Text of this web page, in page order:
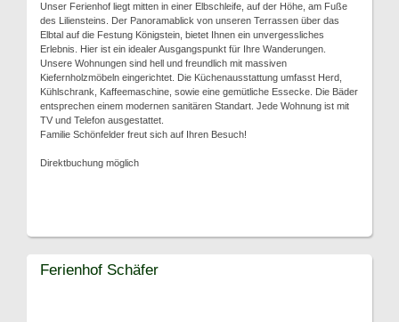
Unser Ferienhof liegt mitten in einer Elbschleife, auf der Höhe, am Fuße
des Liliensteins. Der Panoramablick von unseren Terrassen über das
Elbtal auf die Festung Königstein, bietet Ihnen ein unvergessliches
Erlebnis. Hier ist ein idealer Ausgangspunkt für Ihre Wanderungen.
Unsere Wohnungen sind hell und freundlich mit massiven
Kiefernholzmöbeln eingerichtet. Die Küchenausstattung umfasst Herd,
Kühlschrank, Kaffeemaschine, sowie eine gemütliche Essecke. Die Bäder
entsprechen einem modernen sanitären Standart. Jede Wohnung ist mit
TV und Telefon ausgestattet.
Familie Schönfelder freut sich auf Ihren Besuch!
Direktbuchung möglich
Ferienhof Schäfer